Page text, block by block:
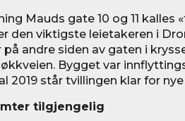
Mauds gate 10 og 11 kalles
den viktigste leietakeren i
på andre siden av gaten i
Bygget var
2019 står tvillingen klar for
tilgjengelig